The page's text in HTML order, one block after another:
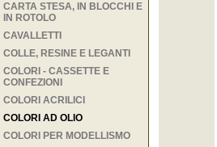
CARTA STESA, IN BLOCCHI E
IN ROTOLO
CAVALLETTI
COLLE, RESINE E LEGANTI
COLORI - CASSETTE E
CONFEZIONI
COLORI ACRILICI
COLORI AD OLIO
COLORI PER MODELLISMO